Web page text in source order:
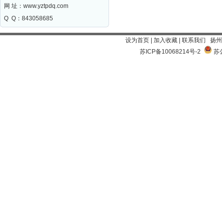
网 址： www.yztpdq.com
Q Q：843058685
设为首页 加入收藏 联系我们 扬
苏ICP备10068214号-2
苏